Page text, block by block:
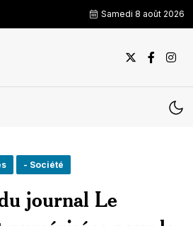
Samedi 8 août 2026
- Société
journal Le